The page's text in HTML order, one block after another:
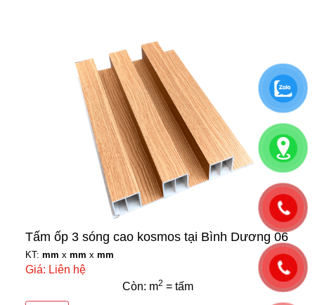
Tấm ốp 3 sóng cao kosmos tại Bình Dương 06
KT: mm x mm x mm
Giá: Liên hệ
Còn: m2 = tấm